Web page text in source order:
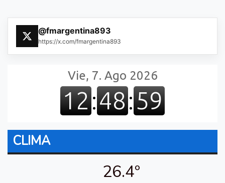
@fmargentina893
https://x.com/fmargentina893
CLIMA
26.4º